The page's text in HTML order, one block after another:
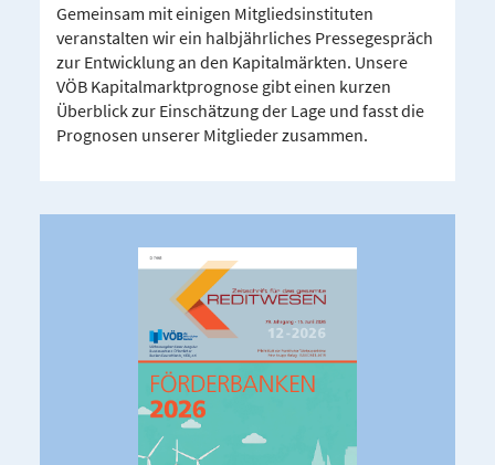
Gemeinsam mit einigen Mitgliedsinstituten
veranstalten wir ein halbjährliches Pressegespräch
zur Entwicklung an den Kapitalmärkten. Unsere
VÖB Kapitalmarktprognose gibt einen kurzen
Überblick zur Einschätzung der Lage und fasst die
Prognosen unserer Mitglieder zusammen.